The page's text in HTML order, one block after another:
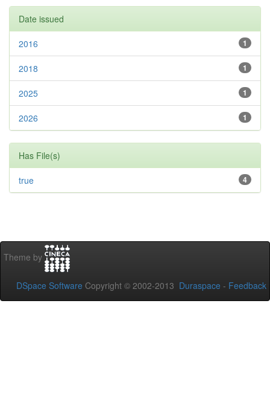
Date issued
1
2016
1
2018
1
2025
1
2026
Has File(s)
4
true
Theme by
DSpace Software Copyright © 2002-2013 Duraspace - Feedback